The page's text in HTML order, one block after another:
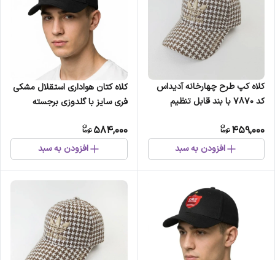
کلاه کپ طرح چهارخانه آدیداس
کد 7870 با بند قابل تنظیم
459,000
افزودن به سبد
کلاه کتان هواداری استقلال مشکی
فری سایز با گلدوزی برجسته
584,000
افزودن به سبد